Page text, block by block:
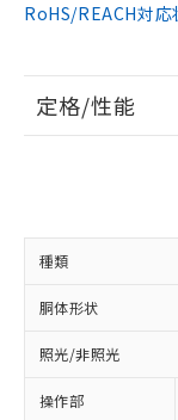
RoHS/REACH対応
定格/性能
種類
胴体形状
照光/非照光
操作部